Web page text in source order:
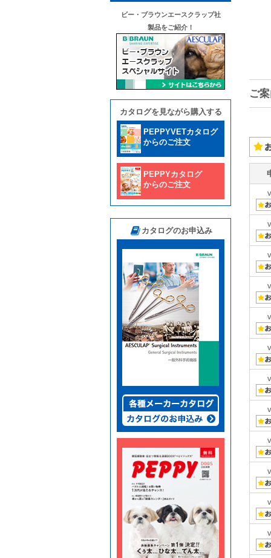
ビー・ブラウンエースクラップ社
製品をご紹介！
カタログを見ながら購入する
PEPPYVETカタログ
からのご注文
PEPPYカタログ
からのご注文
カタログのお申込み
ご